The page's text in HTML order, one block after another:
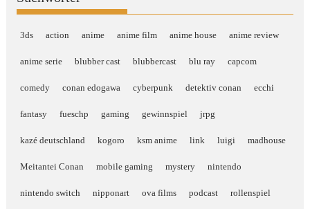
3ds action anime anime film anime house anime review
anime serie blubber cast blubbercast blu ray capcom
comedy conan edogawa cyberpunk detektiv conan ecchi
fantasy fueschp gaming gewinnspiel jrpg
kazé deutschland kogoro ksm anime link luigi madhouse
Meitantei Conan mobile gaming mystery nintendo
nintendo switch nipponart ova films podcast rollenspiel